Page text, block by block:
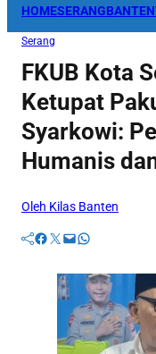
HOMESERANGBANTEN
Serang
FKUB Kota
Ketupat
Syarkowi:
Humanis
Oleh Kilas Banten
Facebook Twitter Mail WhatsApp